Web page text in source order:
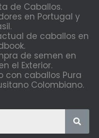
de Caballos.
en Portugal y
de caballos en
de semen en
el Exterior.
con caballos Pura
Colombiano.